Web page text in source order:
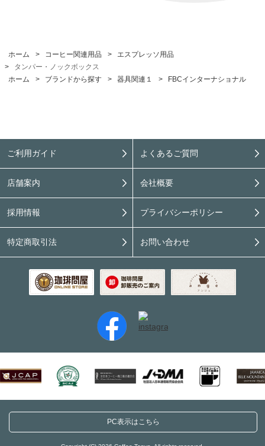
ホーム > コーヒー関連用品 >
エスプレッソ用品
>
タンパー・ノックボックス
ホーム
> ブランドから探す > 器具関連１ > FBCインターナショナル
ご利用ガイド よくあるご質問
店舗案内 会社概要
採用情報 プライバシーポリシー
特定商取引法 お問い合わせ
PC表示はこちら